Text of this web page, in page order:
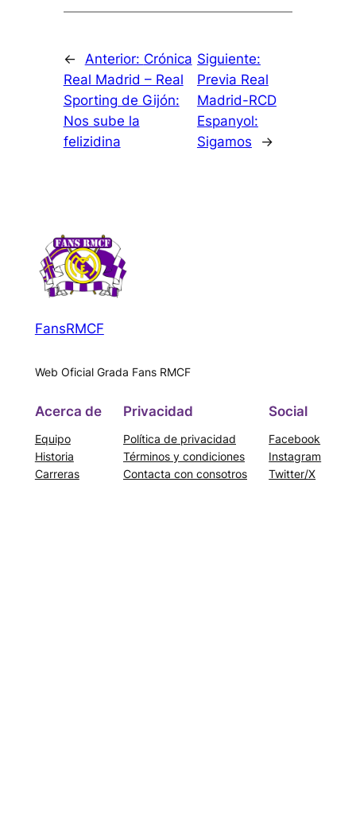
← Anterior: Crónica
Real Madrid – Real
Sporting de Gijón:
Nos sube la
felizidina
Siguiente:
Previa Real
Madrid-RCD
Espanyol:
Sigamos
→
FansRMCF
Web Oficial Grada Fans RMCF
Acerca de
Equipo
Historia
Carreras
Privacidad
Política de privacidad
Términos y condiciones
Contacta con consotros
Social
Facebook
Instagram
Twitter/X